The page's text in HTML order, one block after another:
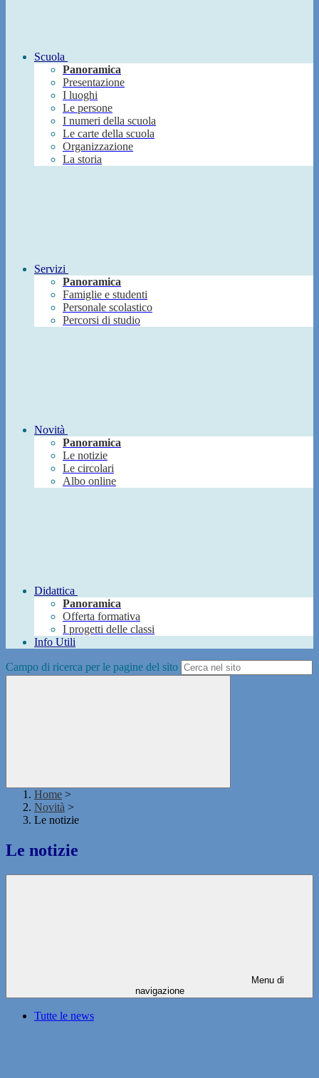
Scuola
Panoramica
Presentazione
I luoghi
Le persone
I numeri della scuola
Le carte della scuola
Organizzazione
La storia
Servizi
Panoramica
Famiglie e studenti
Personale scolastico
Percorsi di studio
Novità
Panoramica
Le notizie
Le circolari
Albo online
Didattica
Panoramica
Offerta formativa
I progetti delle classi
Info Utili
Campo di ricerca per le pagine del sito
Home >
Novità >
Le notizie
Le notizie
Menu di
navigazione
Tutte le news